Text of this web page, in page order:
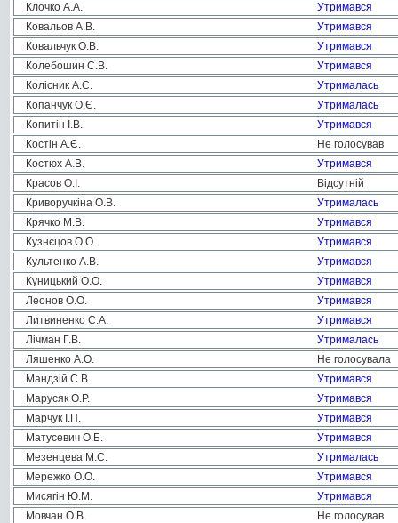
Клочко А.А.
Утримався
Ковальов А.В.
Утримався
Ковальчук О.В.
Утримався
Колебошин С.В.
Утримався
Колісник А.С.
Утрималась
Копанчук О.Є.
Утрималась
Копитін І.В.
Утримався
Костін А.Є.
Не голосував
Костюх А.В.
Утримався
Красов О.І.
Відсутній
Криворучкіна О.В.
Утрималась
Крячко М.В.
Утримався
Кузнєцов О.О.
Утримався
Культенко А.В.
Утримався
Куницький О.О.
Утримався
Леонов О.О.
Утримався
Литвиненко С.А.
Утримався
Лічман Г.В.
Утрималась
Ляшенко А.О.
Не голосувала
Мандзій С.В.
Утримався
Марусяк О.Р.
Утримався
Марчук І.П.
Утримався
Матусевич О.Б.
Утримався
Мезенцева М.С.
Утрималась
Мережко О.О.
Утримався
Мисягін Ю.М.
Утримався
Мовчан О.В.
Не голосував